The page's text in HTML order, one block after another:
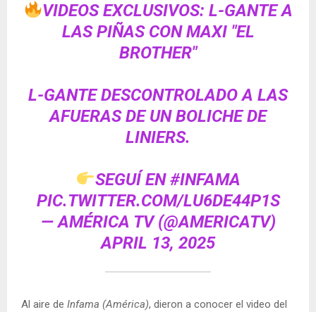
VIDEOS EXCLUSIVOS: L-GANTE A
LAS PIÑAS CON MAXI "EL
BROTHER"
L-GANTE DESCONTROLADO A LAS
AFUERAS DE UN BOLICHE DE
LINIERS.
SEGUÍ EN#INFAMA
PIC.TWITTER.COM/LU6DE44P1S
— AMÉRICA TV (@AMERICATV)
APRIL 13, 2025
Al aire de Infama (América), dieron a conocer el video del